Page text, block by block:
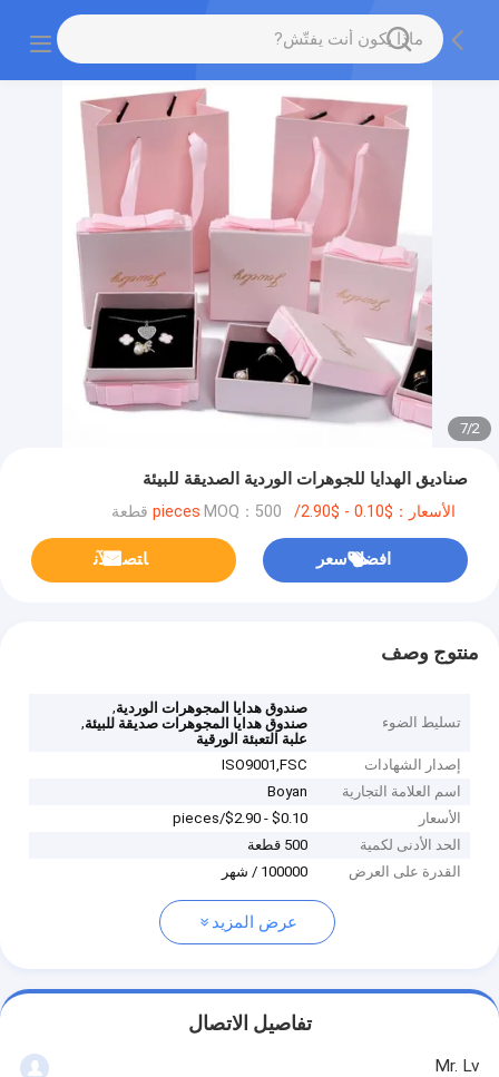
2
/
7
صناديق الهدايا للجوهرات الوردية الصديقة للبيئة
الأسعار：$0.10 - $2.90/pieces MOQ：500 قطعة
افضل سعر ﺎﺘﺼﻟ ﺍﻶﻧ
منتوج وصف
تسليط الضوء
صندوق هدايا المجوهرات الوردية,
صندوق هدايا المجوهرات صديقة للبيئة,
علبة التعبئة الورقية
إصدار الشهادات
ISO9001,‌FSC
اسم العلامة التجارية
Boyan
الأسعار
$0.10 - $2.90/pieces
الحد الأدنى لكمية
500 قطعة
القدرة على العرض
100000 / شهر
عرض المزيد
تفاصيل الاتصال
Mr. Lv